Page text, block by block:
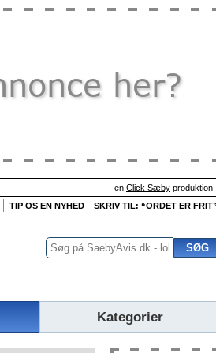
- en Click Sæby produktion
TIP OS EN NYHED SKRIV TIL: “ORDET ER
Kategorier